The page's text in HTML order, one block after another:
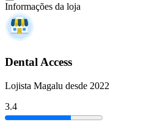
Informações da loja
Dental Access
Lojista Magalu desde 2022
3.4